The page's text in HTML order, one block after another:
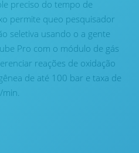
preciso do tempo de
permite queo pesquisador
seletiva usando o a gente
Pro com o módulo de gás
reações de oxidação
de até 100 bar e taxa de